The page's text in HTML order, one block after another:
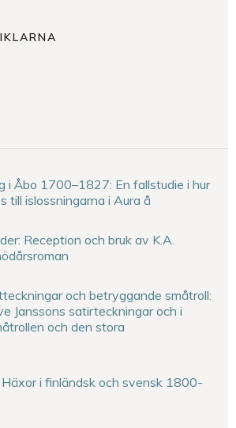
i Åbo 1700–1827: En fallstudie i hur
till islossningarna i Aura å
Reception och bruk av K.A.
och betryggande småtroll:
Janssons satirteckningar och i
och den stora
i finländsk och svensk 1800-